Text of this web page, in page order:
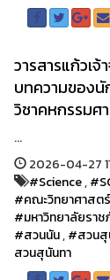
วารสารแก้วเ
บทความของนั
วิชาคหกรรมศ
...
2026-04-27
#Science,
#คณะวิทยาศาสตร์
#มหาวิทยาลัยรา
#สวนนัน,#สวนสุ
สวนสุนันทา